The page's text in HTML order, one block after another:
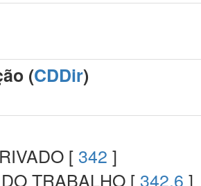
(CDDir)
[ 342 ]
TRABALHO [ 342.6 ]